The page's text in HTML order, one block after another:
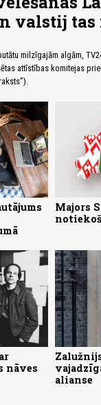
valstij tas
milzīgajām algām,
attīstības komitejas
Majors
nāves
alianse